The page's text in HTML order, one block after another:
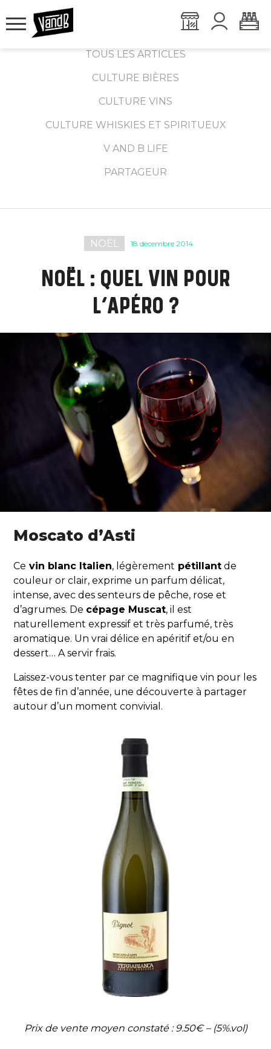
TOUS LES ARTICLES
CULTURE BIÈRES
CULTURE VINS
CULTURE WHISKIES ET SPIRITUEUX
V AND B LIFE
PARTAGEUR
NOËL 18 décembre 2014
NOËL : QUEL VIN POUR
L’APÉRO ?
Moscato d’Asti
Ce vin blanc Italien, légèrement pétillant de
couleur or clair, exprime un parfum délicat,
intense, avec des senteurs de pêche, rose et
d’agrumes. De cépage Muscat, il est
naturellement expressif et très parfumé, très
aromatique. Un vrai délice en apéritif et/ou en
dessert… A servir frais.
Laissez-vous tenter par ce magnifique vin pour les
fêtes de fin d’année, une découverte à partager
autour d’un moment convivial.
Prix de vente moyen constaté : 9.50€ – (5%.vol)